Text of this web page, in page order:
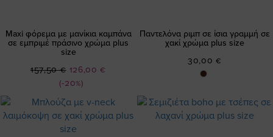
Maxi φόρεμα με μανίκια καμπάνα
σε εμπριμέ πράσινο χρώμα plus
size
(-20%)
Ειδική
Τιμή
126,00 €
157,50 €
Παντελόνα ριμπ σε ίσια γραμμή σε
χακί χρώμα plus size
30,00 €